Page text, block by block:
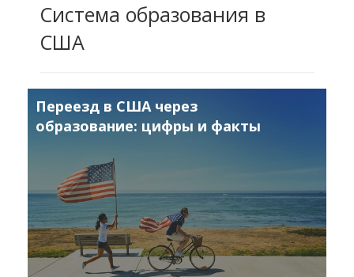
Система образования в
США
Переезд в США через
образование: цифры и факты